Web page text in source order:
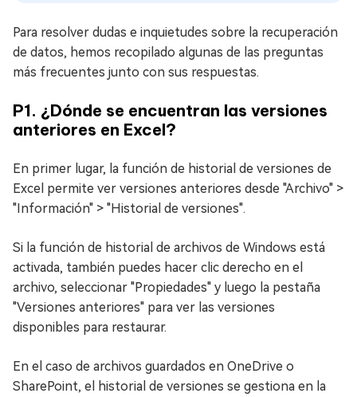
Para resolver dudas e inquietudes sobre la recuperación
de datos, hemos recopilado algunas de las preguntas
más frecuentes junto con sus respuestas.
P1. ¿Dónde se encuentran las versiones
anteriores en Excel?
En primer lugar, la función de historial de versiones de
Excel permite ver versiones anteriores desde "Archivo" >
"Información" > "Historial de versiones".
Si la función de historial de archivos de Windows está
activada, también puedes hacer clic derecho en el
archivo, seleccionar "Propiedades" y luego la pestaña
"Versiones anteriores" para ver las versiones
disponibles para restaurar.
En el caso de archivos guardados en OneDrive o
SharePoint, el historial de versiones se gestiona en la